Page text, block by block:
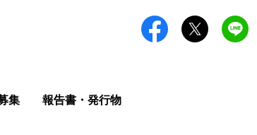
集 報告書・発行物